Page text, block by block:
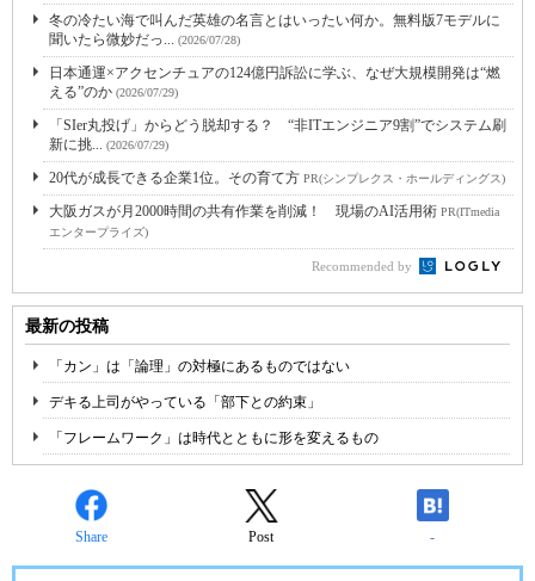
冬の冷たい海で叫んだ英雄の名言とはいったい何か。無料版7モデルに
聞いたら微妙だっ... (2026/07/28)
日本通運×アクセンチュアの124億円訴訟に学ぶ、なぜ大規模開発は“燃
える”のか (2026/07/29)
「SIer丸投げ」からどう脱却する？ “非ITエンジニア9割”でシステム刷
新に挑... (2026/07/29)
20代が成長できる企業1位。その育て方 PR(シンプレクス・ホールディングス)
大阪ガスが月2000時間の共有作業を削減！ 現場のAI活用術 PR(ITmedia
エンタープライズ)
Recommended by
最新の投稿
「カン」は「論理」の対極にあるものではない
デキる上司がやっている「部下との約束」
「フレームワーク」は時代とともに形を変えるもの
Share Post -